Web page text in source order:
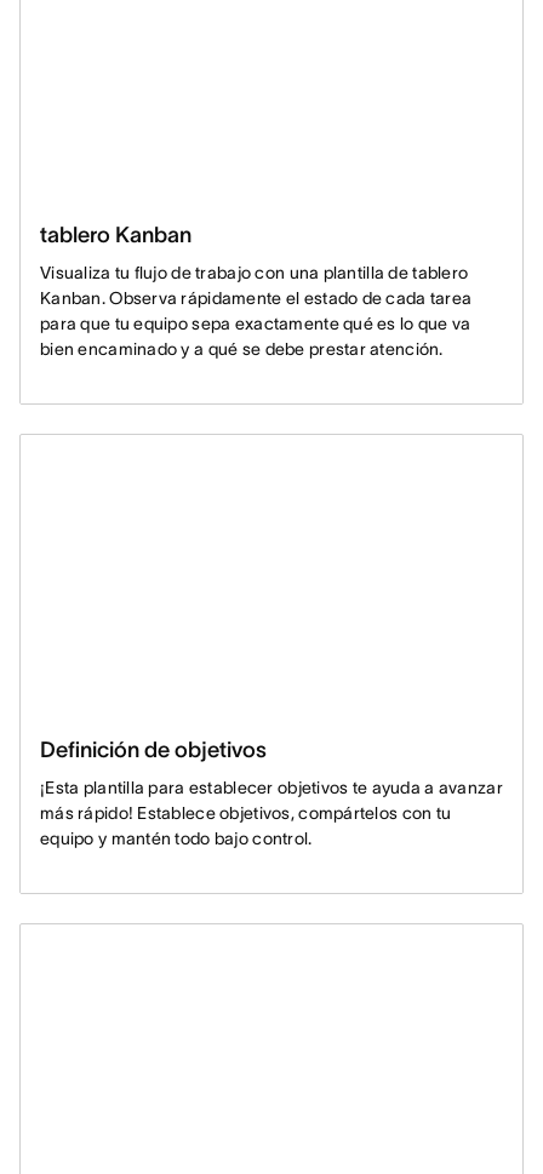
tablero Kanban
Visualiza tu flujo de trabajo con una plantilla de tablero
Kanban. Observa rápidamente el estado de cada tarea
para que tu equipo sepa exactamente qué es lo que va
bien encaminado y a qué se debe prestar atención.
Definición de objetivos
¡Esta plantilla para establecer objetivos te ayuda a avanzar
más rápido! Establece objetivos, compártelos con tu
equipo y mantén todo bajo control.